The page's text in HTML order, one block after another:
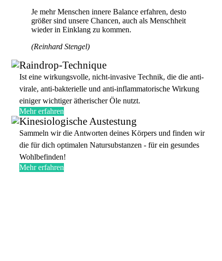
Je mehr Menschen innere Balance erfahren, desto
größer sind unsere Chancen, auch als Menschheit
wieder in Einklang zu kommen.
(Reinhard Stengel)
Raindrop-Technique
Ist eine wirkungsvolle, nicht-invasive Technik, die die anti-
virale, anti-bakterielle und anti-inflammatorische Wirkung
einiger wichtiger ätherischer Öle nutzt.
Mehr erfahren
Kinesiologische Austestung
Sammeln wir die Antworten deines Körpers und finden wir
die für dich optimalen Natursubstanzen - für ein gesundes
Wohlbefinden!
Mehr erfahren